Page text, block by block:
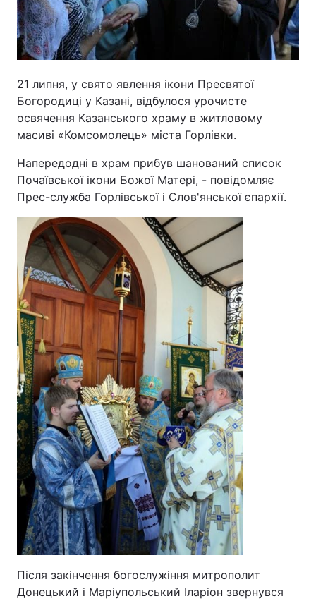
21 липня, у свято явлення ікони Пресвятої
Богородиці у Казані, відбулося урочисте
освячення Казанського храму в житловому
масиві «Комсомолець» міста Горлівки.
Напередодні в храм прибув шанований список
Почаївської ікони Божої Матері, - повідомляє
Прес-служба Горлівської і Слов'янської єпархії.
Після закінчення богослужіння митрополит
Донецький і Маріупольський Іларіон звернувся